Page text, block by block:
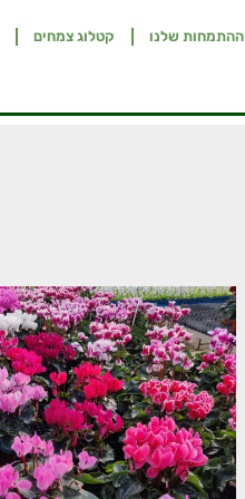
ההתמחות שלנו קטלוג צמחים